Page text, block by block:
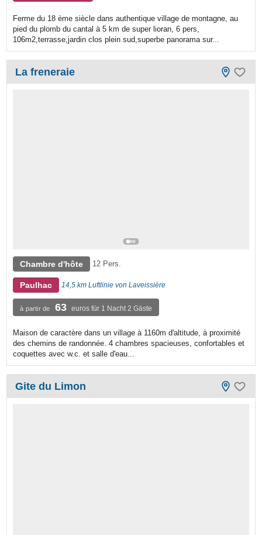
Ferme du 18 ème siècle dans authentique village de montagne, au
pied du plomb du cantal à 5 km de super lioran, 6 pers,
106m2,terrasse,jardin clos plein sud,superbe panorama sur...
La freneraie
Chambre d'hôte 12 Pers.
Paulhac 14,5 km Luftlinie von Laveissière
à partir de 63 euros für 1 Nacht 2 Gäste
Maison de caractère dans un village à 1160m d'altitude, à proximité
des chemins de randonnée. 4 chambres spacieuses, confortables et
coquettes avec w.c. et salle d'eau...
Gite du Limon